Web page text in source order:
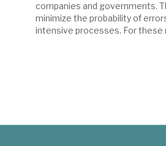
companies and governments.
minimize the probability of
intensive processes. For these